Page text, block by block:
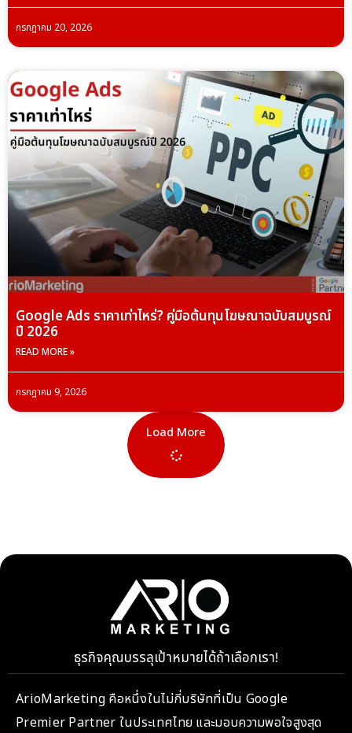
กรกฎาคม 20, 2026
Google Ads ราคาเท่าไหร่? คู่มือต้นทุนโฆษณาฉบับสมบูรณ์
ปี 2026
READ MORE »
กรกฎาคม 9, 2026
Load More
ธุรกิจคุณบรรลุเป้าหมายได้ถ้าเลือกเรา!
ArioMarketing คือหนึ่งในไม่กี่บริษัทที่เป็น Google
Premier Partner ในประเทศไทย และมอบความพอใจสูงสุด